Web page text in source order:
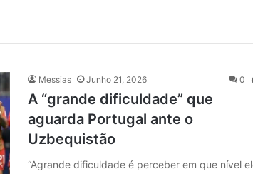
Messias Junho 21, 2026 0
A “grande dificuldade” que
aguarda Portugal ante o
Uzbequistão
“Agrande dificuldade é perceber em que nível